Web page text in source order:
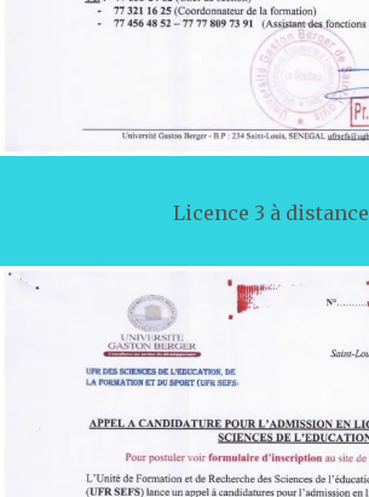
Licence 3 à distance